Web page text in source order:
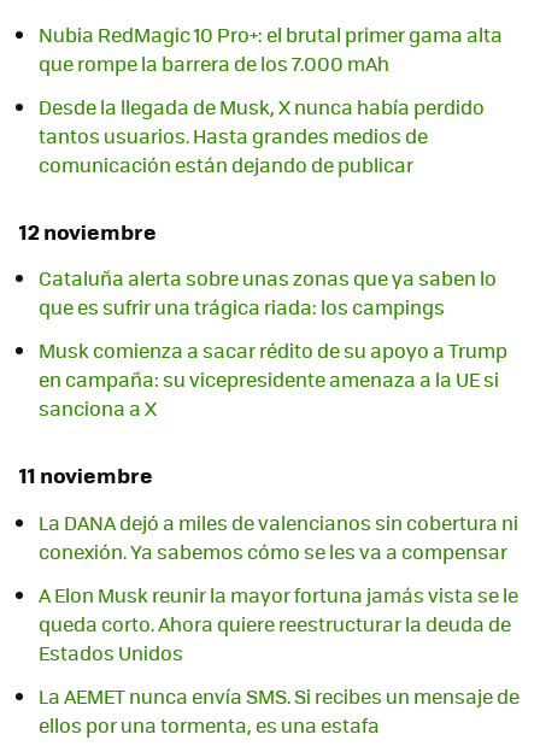
Nubia RedMagic 10 Pro+: el brutal primer gama alta
que rompe la barrera de los 7.000 mAh
Desde la llegada de Musk, X nunca había perdido
tantos usuarios. Hasta grandes medios de
comunicación están dejando de publicar
12 noviembre
Cataluña alerta sobre unas zonas que ya saben lo
que es sufrir una trágica riada: los campings
Musk comienza a sacar rédito de su apoyo a Trump
en campaña: su vicepresidente amenaza a la UE si
sanciona a X
11 noviembre
La DANA dejó a miles de valencianos sin cobertura ni
conexión. Ya sabemos cómo se les va a compensar
A Elon Musk reunir la mayor fortuna jamás vista se le
queda corto. Ahora quiere reestructurar la deuda de
Estados Unidos
La AEMET nunca envía SMS. Si recibes un mensaje de
ellos por una tormenta, es una estafa